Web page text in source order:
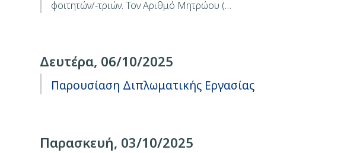
φοιτητών/-τριών. Τον Αριθμό Μητρώου (…
Δευτέρα, 06/10/2025
Παρουσίαση Διπλωματικής Εργασίας
Παρασκευή, 03/10/2025